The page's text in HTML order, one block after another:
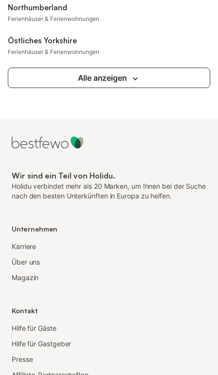
Northumberland
Ferienhäuser & Ferienwohnungen
Östliches Yorkshire
Ferienhäuser & Ferienwohnungen
Alle anzeigen
Wir sind ein Teil von Holidu.
Holidu verbindet mehr als 20 Marken, um Ihnen bei der Suche
nach den besten Unterkünften in Europa zu helfen.
Unternehmen
Karriere
Über uns
Magazin
Kontakt
Hilfe für Gäste
Hilfe für Gastgeber
Presse